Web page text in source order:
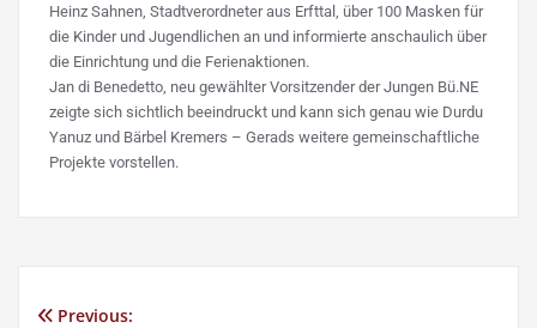
Heinz Sahnen, Stadtverordneter aus Erfttal, über 100 Masken für
die Kinder und Jugendlichen an und informierte anschaulich über
die Einrichtung und die Ferienaktionen.
Jan di Benedetto, neu gewählter Vorsitzender der Jungen Bü.NE
zeigte sich sichtlich beeindruckt und kann sich genau wie Durdu
Yanuz und Bärbel Kremers – Gerads weitere gemeinschaftliche
Projekte vorstellen.
Previous: